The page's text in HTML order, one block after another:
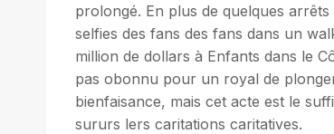
prolongé. En plus de quelques
selfies des fans des fans dans un
million de dollars à Enfants dans le
pas obonnu pour un royal de
bienfaisance, mais cet acte est le
sururs lers caritations caritatives.